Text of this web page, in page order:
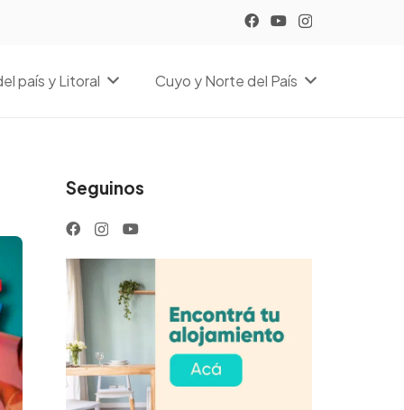
país y Litoral Cuyo y Norte del País
Seguinos